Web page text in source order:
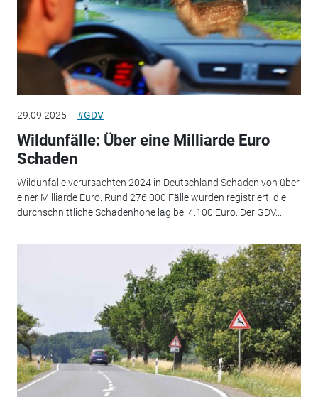
29.09.2025 #GDV
Wildunfälle: Über eine Milliarde Euro
Schaden
Wildunfälle verursachten 2024 in Deutschland Schäden von über
einer Milliarde Euro. Rund 276.000 Fälle wurden registriert, die
durchschnittliche Schadenhöhe lag bei 4.100 Euro. Der GDV...